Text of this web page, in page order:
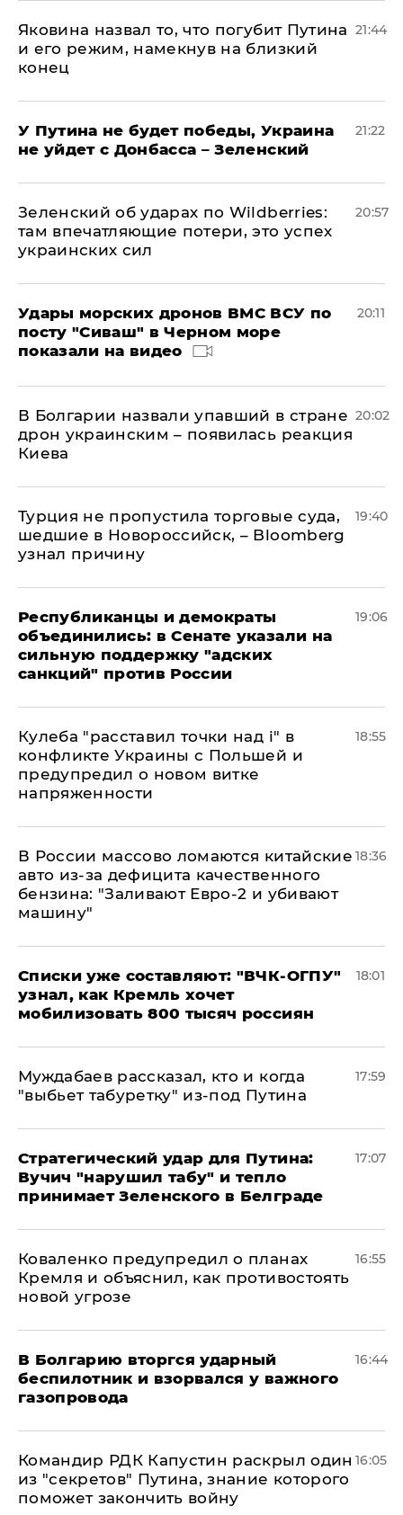
Яковина назвал то, что погубит Путина
и его режим, намекнув на близкий
конец
21:44
У Путина не будет победы, Украина
не уйдет с Донбасса – Зеленский
21:22
Зеленский об ударах по Wildberries:
там впечатляющие потери, это успех
украинских сил
20:57
Удары морских дронов ВМС ВСУ по
посту "Сиваш" в Черном море
показали на видео
20:11
В Болгарии назвали упавший в стране
дрон украинским – появилась реакция
Киева
20:02
Турция не пропустила торговые суда,
шедшие в Новороссийск, – Bloomberg
узнал причину
19:40
Республиканцы и демократы
объединились: в Сенате указали на
сильную поддержку "адских
санкций" против России
19:06
Кулеба "расставил точки над і" в
конфликте Украины с Польшей и
предупредил о новом витке
напряженности
18:55
В России массово ломаются китайские
авто из-за дефицита качественного
бензина: "Заливают Евро-2 и убивают
машину"
18:36
Списки уже составляют: "ВЧК-ОГПУ"
узнал, как Кремль хочет
мобилизовать 800 тысяч россиян
18:01
Муждабаев рассказал, кто и когда
"выбьет табуретку" из-под Путина
17:59
Стратегический удар для Путина:
Вучич "нарушил табу" и тепло
принимает Зеленского в Белграде
17:07
Коваленко предупредил о планах
Кремля и объяснил, как противостоять
новой угрозе
16:55
В Болгарию вторгся ударный
беспилотник и взорвался у важного
газопровода
16:44
Командир РДК Капустин раскрыл один
из "секретов" Путина, знание которого
поможет закончить войну
16:05